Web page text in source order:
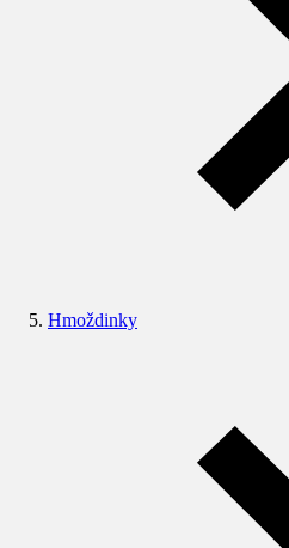
Hmoždinky